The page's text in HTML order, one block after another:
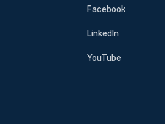
Facebook
LinkedIn
YouTube